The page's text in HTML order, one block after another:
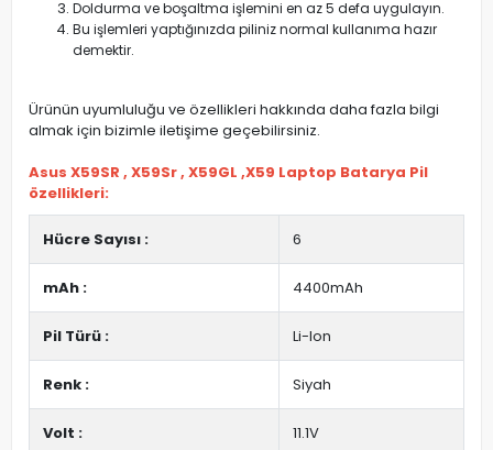
Doldurma ve boşaltma işlemini en az 5 defa uygulayın.
Bu işlemleri yaptığınızda piliniz normal kullanıma hazır
demektir.
Ürünün uyumluluğu ve özellikleri hakkında daha fazla bilgi
almak için bizimle iletişime geçebilirsiniz.
Asus X59SR , X59Sr , X59GL ,X59 Laptop Batarya Pil
özellikleri:
Hücre Sayısı : 6
mAh : 4400mAh
Pil Türü : Li-Ion
Renk : Siyah
Volt : 11.1V